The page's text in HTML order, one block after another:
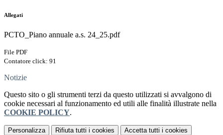
Allegati
PCTO_Piano annuale a.s. 24_25.pdf
File PDF
Contatore click: 91
Notizie
Questo sito o gli strumenti terzi da questo utilizzati si avvalgono di
cookie necessari al funzionamento ed utili alle finalità illustrate nella
COOKIE POLICY.
Personalizza Rifiuta tutti i cookies Accetta tutti i cookies